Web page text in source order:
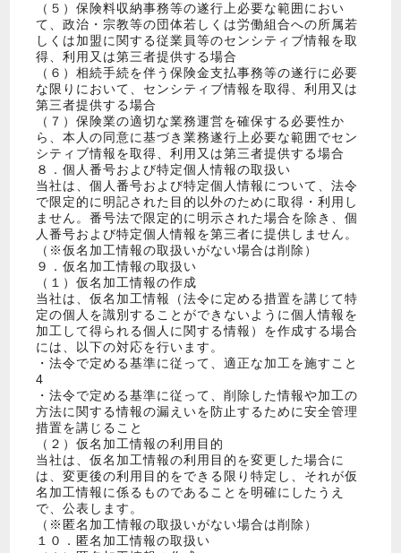
（５）保険料収納事務等の遂行上必要な範囲におい
て、政治・宗教等の団体若しくは労働組合への所属若
しくは加盟に関する従業員等のセンシティブ情報を取
得、利用又は第三者提供する場合
（６）相続手続を伴う保険金支払事務等の遂行に必要
な限りにおいて、センシティブ情報を取得、利用又は
第三者提供する場合
（７）保険業の適切な業務運営を確保する必要性か
ら、本人の同意に基づき業務遂行上必要な範囲でセン
シティブ情報を取得、利用又は第三者提供する場合
８．個人番号および特定個人情報の取扱い
当社は、個人番号および特定個人情報について、法令
で限定的に明記された目的以外のために取得・利用し
ません。番号法で限定的に明示された場合を除き、個
人番号および特定個人情報を第三者に提供しません。
（※仮名加工情報の取扱いがない場合は削除）
９．仮名加工情報の取扱い
（１）仮名加工情報の作成
当社は、仮名加工情報（法令に定める措置を講じて特
定の個人を識別することができないように個人情報を
加工して得られる個人に関する情報）を作成する場合
には、以下の対応を行います。
・法令で定める基準に従って、適正な加工を施すこと
4
・法令で定める基準に従って、削除した情報や加工の
方法に関する情報の漏えいを防止するために安全管理
措置を講じること
（２）仮名加工情報の利用目的
当社は、仮名加工情報の利用目的を変更した場合に
は、変更後の利用目的をできる限り特定し、それが仮
名加工情報に係るものであることを明確にしたうえ
で、公表します。
（※匿名加工情報の取扱いがない場合は削除）
１０．匿名加工情報の取扱い